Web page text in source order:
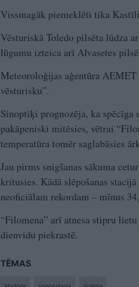
Vissmagāk piemeklēti tika
Vēsturiskā Toledo pilsēta lūdza
lūgumu izteica arī Alvasetes
Meteoroloģijas aģentūra
vēsturisku”.
Sinoptiķi prognozēja, ka spēcīga
pakāpeniski mitēsies, vētrai
temperatūra tomēr saglabāsies
Jau pirms snigšanas sākuma
kritusies. Kādā slēpošanas
neoficiālam rekordam – mīnus
“Filomena” arī atnesa stipru
dienvidu piekrastē.
TĒMAS